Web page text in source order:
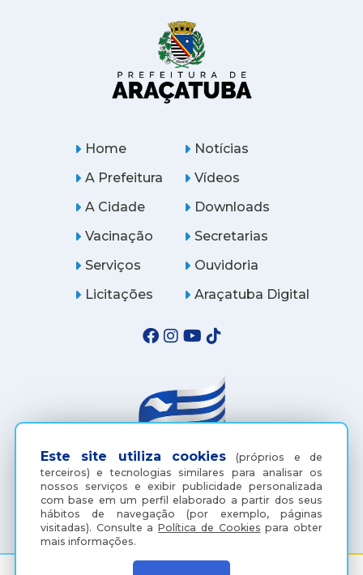
Este site utiliza cookies (próprios e de
terceiros) e tecnologias similares para analisar os
nossos serviços e exibir publicidade personalizada
com base em um perfil elaborado a partir dos seus
hábitos de navegação (por exemplo, páginas
visitadas). Consulte aPolítica de Cookies para obter
mais informações.
Home
A Prefeitura
A Cidade
Notícias
Vídeos
Downloads
Vacinação
Serviços
Licitações
Secretarias
Ouvidoria
Araçatuba Digital
(18) 3607-6500